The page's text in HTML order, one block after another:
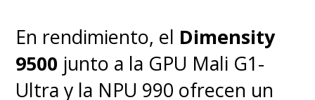
contandomucha entrada de
luz cuando la necesitas y,
cuando quieres más nitidez o
En rendimiento, el Dimensity
9500 junto a la GPU Mali G1-
Ultra y la NPU 990 ofrecen un